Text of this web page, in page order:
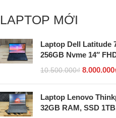
LAPTOP MỚI
Laptop Dell Latitude
256GB Nvme 14″
10.500.000₫ 8.000.000
Laptop Lenovo
32GB RAM, SSD